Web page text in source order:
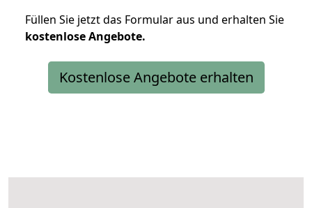
Füllen Sie jetzt das Formular aus und erhalten Sie
kostenloseAngebote.
Kostenlose Angebote erhalten